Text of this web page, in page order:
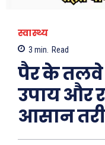
स्वास्थ्य
3 min. Read
पैर के
उपाय और
आसान